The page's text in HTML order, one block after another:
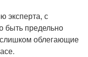
эксперта, с
быть предельно
облегающие